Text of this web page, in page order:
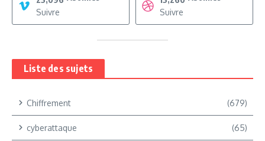
Suivre
Suivre
Liste des sujets
Chiffrement (679)
cyberattaque (65)